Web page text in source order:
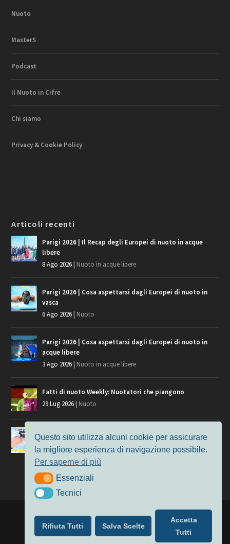
Nuoto
MasterS
Podcast
Il Nuoto in Cifre
Chi siamo
Privacy & Cookie Policy
Articoli recenti
Parigi 2026 | Il Recap degli Europei di nuoto in acque
libere
8 Ago 2026 Nuoto in acque libere
Parigi 2026 | Cosa aspettarsi dagli Europei di nuoto in
vasca
6 Ago 2026 Nuoto
Parigi 2026 | Cosa aspettarsi dagli Europei di nuoto in
acque libere
3 Ago 2026 Nuoto in acque libere
Fatti di nuoto Weekly: Nuotatori che piangono
29 Lug 2026 Nuoto
Giochi del Mediterraneo, i convocati del nuoto per
Taranto 2026
9 Lug 2026
Nuoto
| Alimentato da
Nuoto
MasterS Podcast Il Nuoto in Cifre
Privacy & Cookie Policy
Questo sito utilizza alcuni cookie per assicurare
la migliore esperienza di navigazione possibile.
Per saperne di più
EssenzialiEssenziali
TecniciTecnici
Rifiuta Tutti Salva Scelte
Accetta
Tutti